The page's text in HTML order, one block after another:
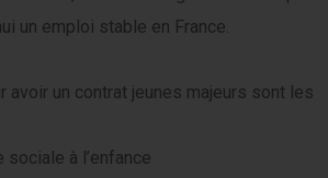
un emploi stable en France.
avoir un contrat jeunes majeurs sont les
sociale à l’enfance